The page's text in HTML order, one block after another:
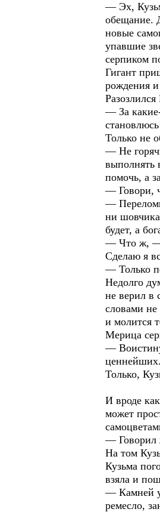
— Эх,
обещание.
новые
упавшие
серпиком
Гигант
рождения и
Разозлился
— За
Только не
— Не
выполнять
помочь, а
— Говори,
—
ни шовчика
будет, а
— Что ж, —
Сделаю я
— Только
Недолго
не верил в
словами
и молится
Мерица
—
Только,
И вроде
может
— Говорил
На том
Кузьма
взяла и
— Камней у
ремесло,